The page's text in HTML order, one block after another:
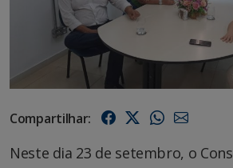
Compartilhar:
Neste dia 23 de setembro, o